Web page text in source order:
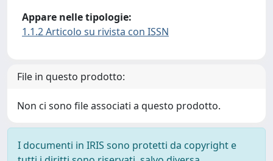
Appare nelle tipologie:
1.1.2 Articolo su rivista con ISSN
File in questo prodotto:
Non ci sono file associati a questo prodotto.
I documenti in IRIS sono protetti da copyright e